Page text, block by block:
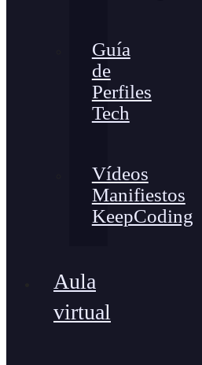
Guía
de
Perfiles
Tech
Vídeos
Manifiestos
KeepCoding
Aula
virtual